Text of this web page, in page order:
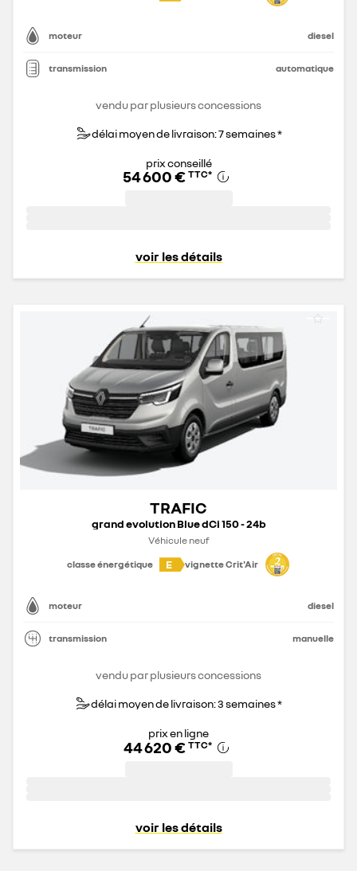
moteur diesel
transmission automatique
vendu par plusieurs concessions
délai moyen de livraison: 7 semaines *
prix conseillé
54 600 € TTC*
voir les détails
TRAFIC
grand evolution Blue dCi 150 - 24b
Véhicule neuf
classe énergétique
E vignette Crit'Air
moteur diesel
transmission manuelle
vendu par plusieurs concessions
délai moyen de livraison: 3 semaines *
prix en ligne
44 620 € TTC*
voir les détails